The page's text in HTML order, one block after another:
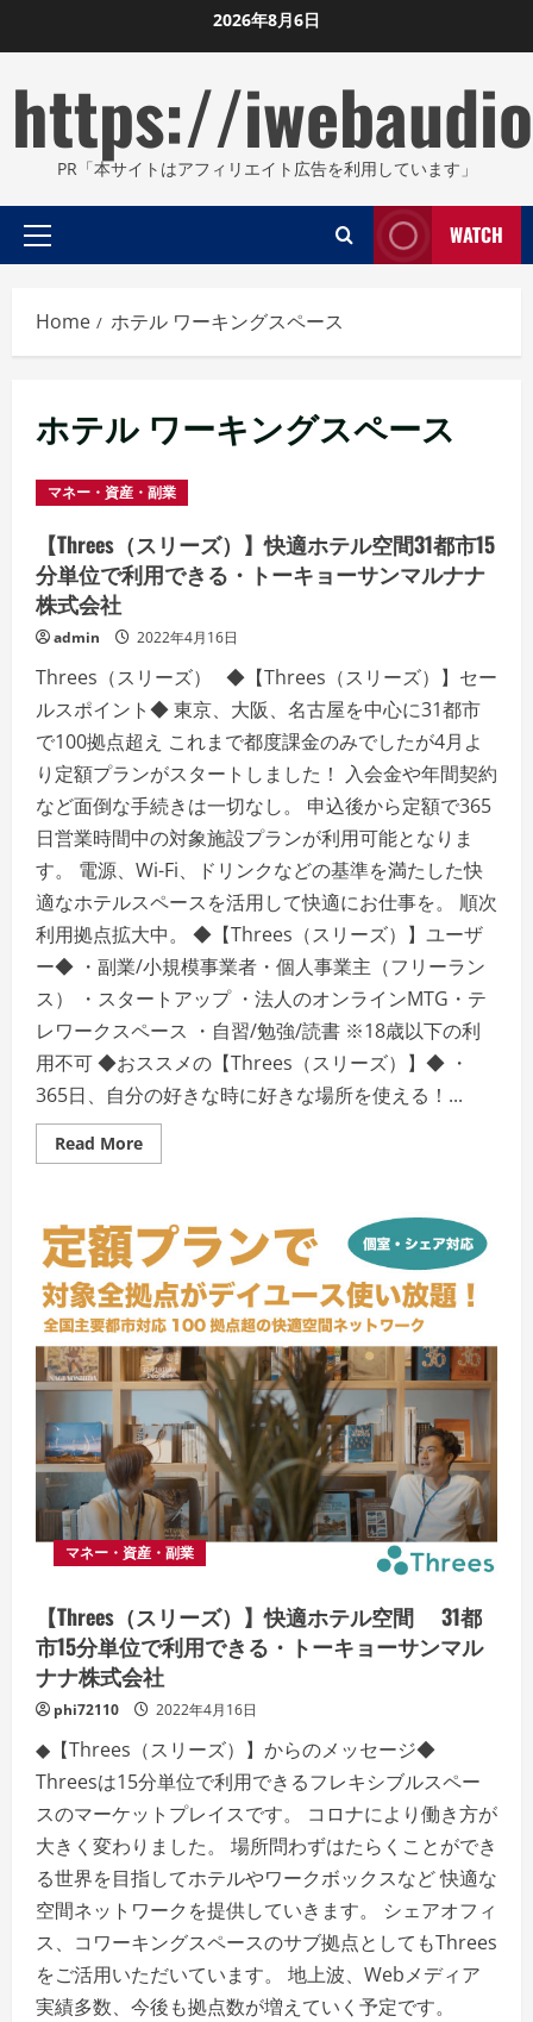
to
2026年8月6日
https://
PR「本サイトはアフィリエイト広告を利用しています」
Primary
WATCH
Home ホテル ワーキングスペース
ホテル ワーキングスペース
マネー・資産・副業
【Threes（スリーズ）】快適ホテル空間31都市15
分単位で利用できる・トーキョーサンマルナナ
株式会社
admin 2022年4月16日
Threes（スリーズ） ◆【Threes（スリーズ）】セー
ルスポイント◆ 東京、大阪、名古屋を中心に31都市
で100拠点超え これまで都度課金のみでしたが4月よ
り定額プランがスタートしました！ 入会金や年間契約
など面倒な手続きは一切なし。 申込後から定額で365
日営業時間中の対象施設プランが利用可能となりま
す。 電源、Wi-Fi、ドリンクなどの基準を満たした快
適なホテルスペースを活用して快適にお仕事を。 順次
利用拠点拡大中。 ◆【Threes（スリーズ）】ユーザ
ー◆ ・副業/小規模事業者・個人事業主（フリーラン
ス） ・スタートアップ ・法人のオンラインMTG・テ
レワークスペース ・自習/勉強/読書 ※18歳以下の利
用不可 ◆おススメの【Threes（スリーズ）】◆ ・
365日、自分の好きな時に好きな場所を使える！...
Read MoreRead
more
ー
ズ）】
快
適
ホ
テ
ル
空
間
31
都
15
分
単
位
で
利
用
で
き
ー
キ
ョ
ー
サ
ン
マ
ナ
ナ
株
式
会
社
マネー・資産・副業
【Threes（スリーズ）】快適ホテル空間 31都
市15分単位で利用できる・トーキョーサンマル
ナナ株式会社
phi72110 2022年4月16日
◆【Threes（スリーズ）】からのメッセージ◆
Threesは15分単位で利用できるフレキシブルスペー
スのマーケットプレイスです。 コロナにより働き方が
大きく変わりました。 場所問わずはたらくことができ
る世界を目指してホテルやワークボックスなど 快適な
空間ネットワークを提供していきます。 シェアオフィ
ス、コワーキングスペースのサブ拠点としてもThrees
をご活用いただいています。 地上波、Webメディア
実績多数、今後も拠点数が増えていく予定です。